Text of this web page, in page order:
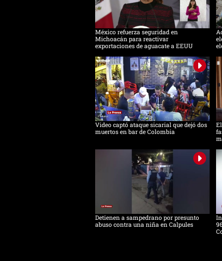
México refuerza seguridad en
Michoacán para reactivar
exportaciones de aguacate a EEUU
Video captó ataque sicarial que dejó dos
muertos en bar de Colombia
Detienen a sampedrano por presunto
abuso contra una niña en Calpules